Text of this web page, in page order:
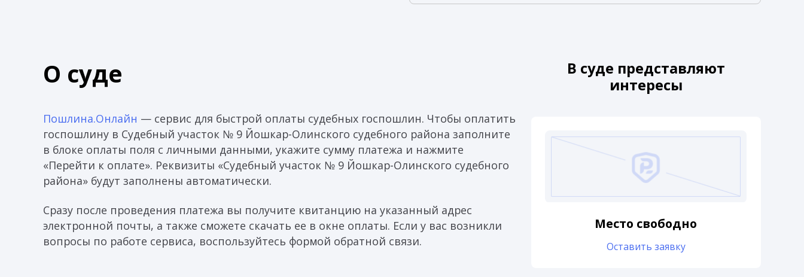
О суде
Пошлина.Онлайн — сервис для быстрой оплаты судебных госпошлин. Чтобы оплатить
госпошлину в Судебный участок № 9 Йошкар-Олинского судебного района заполните
в блоке оплаты поля с личными данными, укажите сумму платежа и нажмите
«Перейти к оплате». Реквизиты «Судебный участок № 9 Йошкар-Олинского судебного
района» будут заполнены автоматически.
Сразу после проведения платежа вы получите квитанцию на указанный адрес
электронной почты, а также сможете скачать ее в окне оплаты. Если у вас возникли
вопросы по работе сервиса, воспользуйтесь формой обратной связи.
В суде представляют
интересы
Место свободно
Оставить заявку